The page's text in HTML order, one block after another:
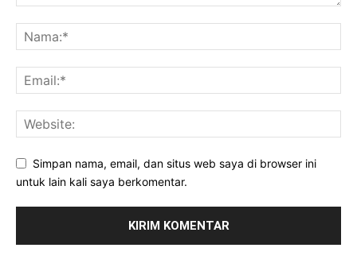
Simpan nama, email, dan situs web saya di browser ini
untuk lain kali saya berkomentar.